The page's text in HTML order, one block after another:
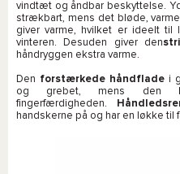
vindtæt og åndbar beskyttelse.
strækbart, mens det bløde,
giver varme, hvilket er ideelt til
vinteren. Desuden giver den
håndryggen ekstra varme.
Den forstærkede håndflade i
og grebet, mens den
fingerfærdigheden.
handskerne på og har en løkke til